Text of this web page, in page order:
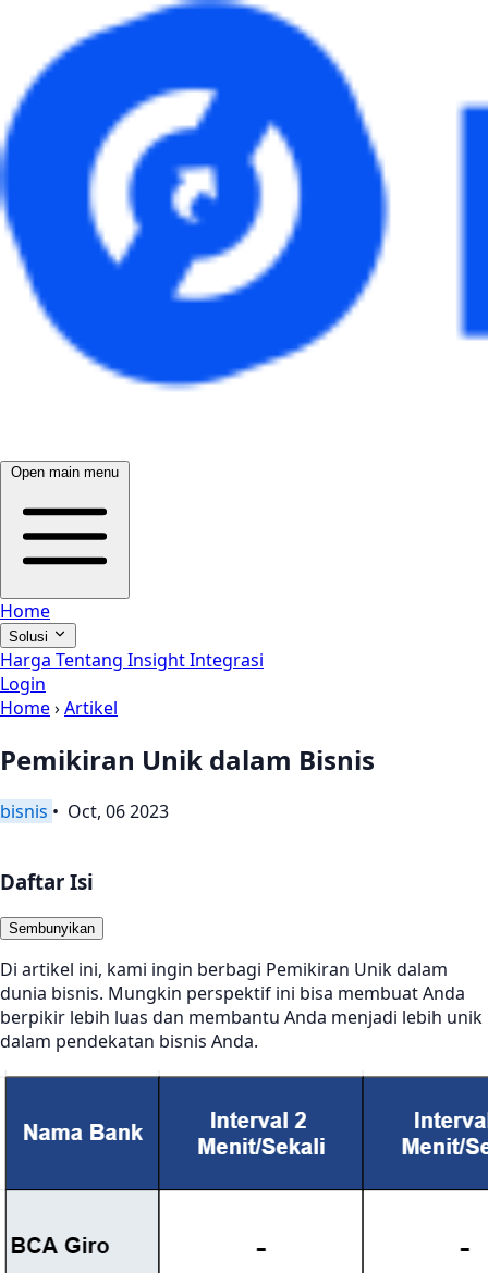
Open main menu
Home
Solusi
Harga Tentang InsightIntegrasi
Login
Home›Artikel
Pemikiran Unik dalam Bisnis
bisnis • Oct, 06 2023
Daftar Isi
Sembunyikan
Di artikel ini, kami ingin berbagi Pemikiran Unik dalam
dunia bisnis. Mungkin perspektif ini bisa membuat Anda
berpikir lebih luas dan membantu Anda menjadi lebih unik
dalam pendekatan bisnis Anda.